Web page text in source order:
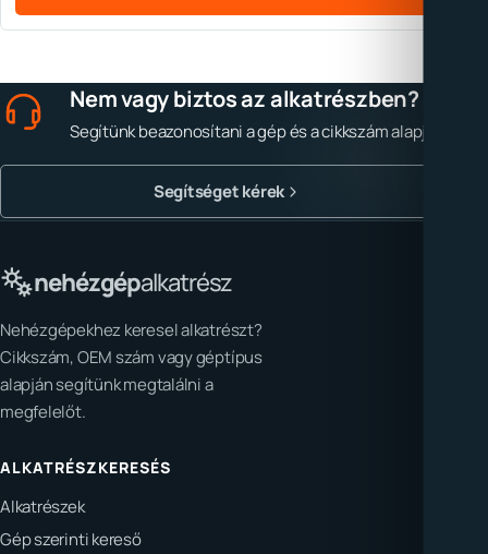
Nem vagy biztos az alkatrészben?
Segítünk beazonosítani a gép és a cikkszám alapján.
Segítséget kérek
nehézgépalkatrész
Nehézgépekhez keresel alkatrészt?
Cikkszám, OEM szám vagy géptípus
alapján segítünk megtalálni a
megfelelőt.
ALKATRÉSZKERESÉS
Alkatrészek
Gép szerinti kereső